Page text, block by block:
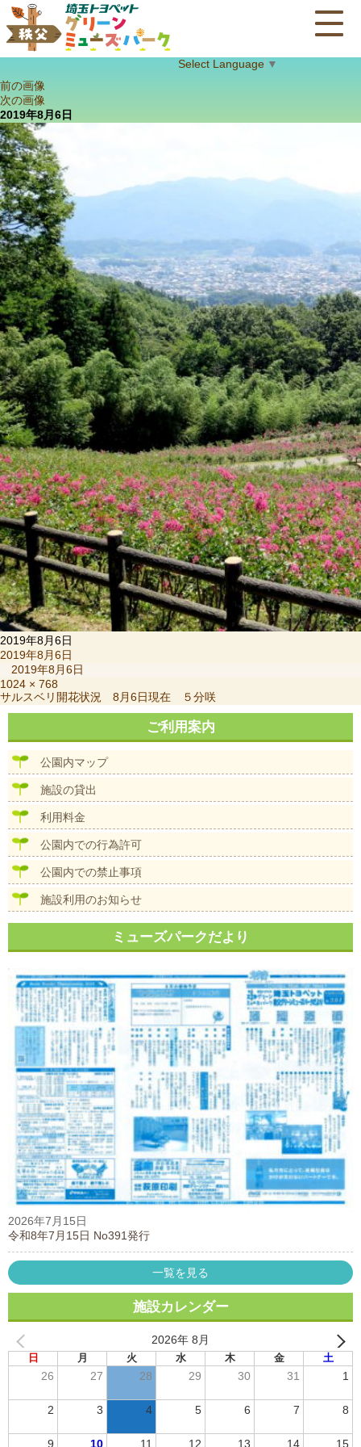
Select Language ▼
前の画像
次の画像
2019年8月6日
2019年8月6日
投
日:
2019年8月6日
2019年8月6日
フ
ル
サ
ズ
1024 × 768
投
稿
ビ
サルスベリ開花状況 8月6日現在 ５分咲
ご利用案内
公園内マップ
施設の貸出
利用料金
公園内での行為許可
公園内での禁止事項
施設利用のお知らせ
ミューズパークだより
2026年7月15日
令和8年7月15日 No391発行
一覧を見る
施設カレンダー
2026年 8月
日 月 火 水 木 金 土
26 27 28 29 30 31 1
2 3 4 5 6 7 8
9 10 11 12 13 14 15